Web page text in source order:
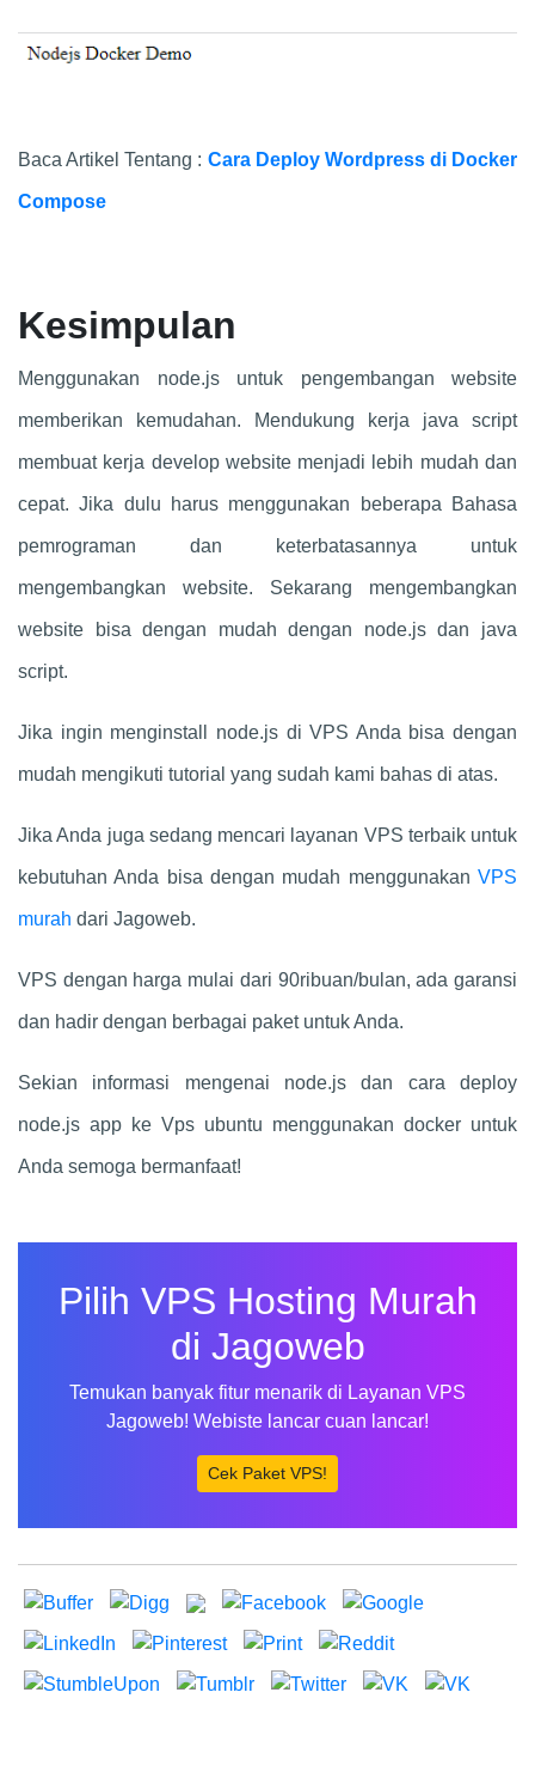
Baca Artikel Tentang : Cara Deploy Wordpress di Docker
Compose
Kesimpulan
Menggunakan node.js untuk pengembangan website
memberikan kemudahan. Mendukung kerja java script
membuat kerja develop website menjadi lebih mudah dan
cepat. Jika dulu harus menggunakan beberapa Bahasa
pemrograman dan keterbatasannya untuk
mengembangkan website. Sekarang mengembangkan
website bisa dengan mudah dengan node.js dan java
script.
Jika ingin menginstall node.js di VPS Anda bisa dengan
mudah mengikuti tutorial yang sudah kami bahas di atas.
Jika Anda juga sedang mencari layanan VPS terbaik untuk
kebutuhan Anda bisa dengan mudah menggunakan VPS
murah dari Jagoweb.
VPS dengan harga mulai dari 90ribuan/bulan, ada garansi
dan hadir dengan berbagai paket untuk Anda.
Sekian informasi mengenai node.js dan cara deploy
node.js app ke Vps ubuntu menggunakan docker untuk
Anda semoga bermanfaat!
Pilih VPS Hosting Murah
di Jagoweb
Temukan banyak fitur menarik di Layanan VPS
Jagoweb! Webiste lancar cuan lancar!
Cek Paket VPS!